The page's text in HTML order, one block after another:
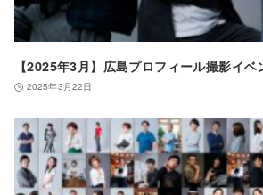
【2025年3月】広島プロフィール撮影イベ
2025年3月22日